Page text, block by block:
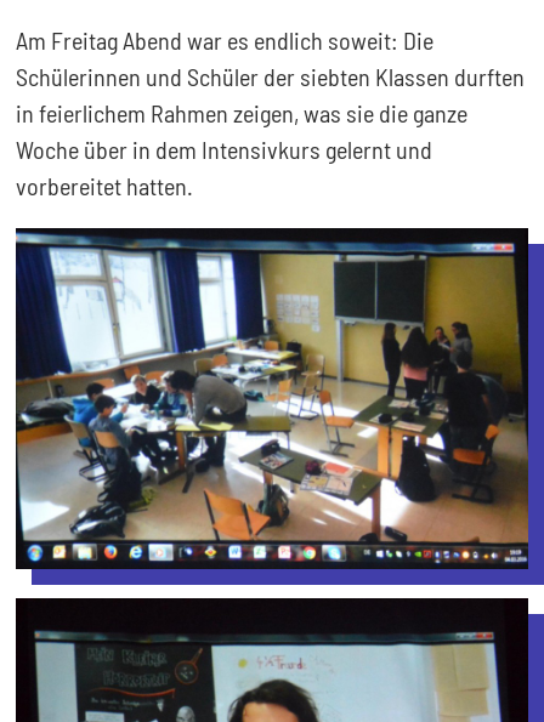
Am Freitag Abend war es endlich soweit: Die
Schülerinnen und Schüler der siebten Klassen durften
in feierlichem Rahmen zeigen, was sie die ganze
Woche über in dem Intensivkurs gelernt und
vorbereitet hatten.